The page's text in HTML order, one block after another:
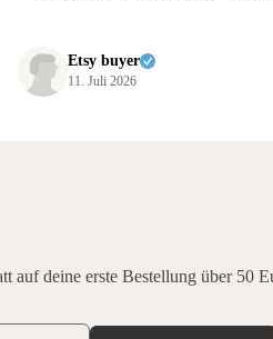
Etsy buyer
11. Juli 2026
auf deine erste Bestellung über 50